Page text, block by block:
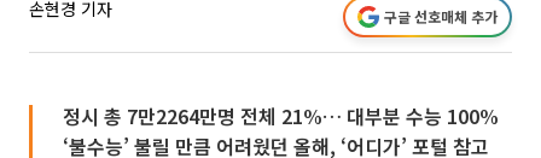
손현경 기자 구글 선호매체 추가
정시 총 7만2264만명 전체 21%… 대부분 수능 100%
‘불수능’ 불릴 만큼 어려웠던 올해, ‘어디가’ 포털 참고